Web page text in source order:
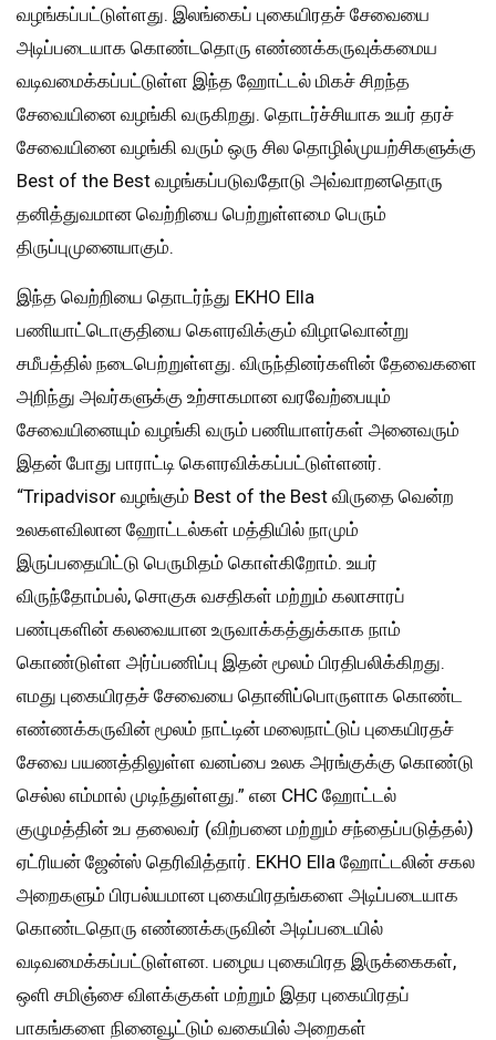
வழங்கப்பட்டுள்ளது. இலங்கைப் புகையிரதச் சேவையை
அடிப்படையாக கொண்டதொரு எண்ணக்கருவுக்கமைய
வடிவமைக்கப்பட்டுள்ள இந்த ஹோட்டல் மிகச் சிறந்த
சேவையினை வழங்கி வருகிறது. தொடர்ச்சியாக உயர் தரச்
சேவையினை வழங்கி வரும் ஒரு சில தொழில்முயற்சிகளுக்கு
Best of the Best வழங்கப்படுவதோடு அவ்வாறனதொரு
தனித்துவமான வெற்றியை பெற்றுள்ளமை பெரும்
திருப்புமுனையாகும்.
இந்த வெற்றியை தொடர்ந்து EKHO Ella
பணியாட்டொகுதியை கௌரவிக்கும் விழாவொன்று
சமீபத்தில் நடைபெற்றுள்ளது. விருந்தினர்களின் தேவைகளை
அறிந்து அவர்களுக்கு உற்சாகமான வரவேற்பையும்
சேவையினையும் வழங்கி வரும் பணியாளர்கள் அனைவரும்
இதன் போது பாராட்டி கௌரவிக்கப்பட்டுள்ளனர்.
“Tripadvisor வழங்கும் Best of the Best விருதை வென்ற
உலகளவிலான ஹோட்டல்கள் மத்தியில் நாமும்
இருப்பதையிட்டு பெருமிதம் கொள்கிறோம். உயர்
விருந்தோம்பல், சொகுசு வசதிகள் மற்றும் கலாசாரப்
பண்புகளின் கலவையான உருவாக்கத்துக்காக நாம்
கொண்டுள்ள அர்ப்பணிப்பு இதன் மூலம் பிரதிபலிக்கிறது.
எமது புகையிரதச் சேவையை தொனிப்பொருளாக கொண்ட
எண்ணக்கருவின் மூலம் நாட்டின் மலைநாட்டுப் புகையிரதச்
சேவை பயணத்திலுள்ள வனப்பை உலக அரங்குக்கு கொண்டு
செல்ல எம்மால் முடிந்துள்ளது.” என CHC ஹோட்டல்
குழுமத்தின் உப தலைவர் (விற்பனை மற்றும் சந்தைப்படுத்தல்)
ஏட்ரியன் ஜேன்ஸ் தெரிவித்தார். EKHO Ella ஹோட்டலின் சகல
அறைகளும் பிரபல்யமான புகையிரதங்களை அடிப்படையாக
கொண்டதொரு எண்ணக்கருவின் அடிப்படையில்
வடிவமைக்கப்பட்டுள்ளன. பழைய புகையிரத இருக்கைகள்,
ஒளி சமிஞ்சை விளக்குகள் மற்றும் இதர புகையிரதப்
பாகங்களை நினைவூட்டும் வகையில் அறைகள்